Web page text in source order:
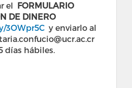
el FORMULARIO
DE DINERO
3OWpr5C y enviarlo al
días hábiles.